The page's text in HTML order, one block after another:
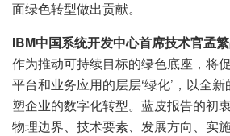
面绿色转型做出贡献。
IBM中国系统开发中心首席技术官孟繁
作为推动可持续目标的绿色底座，将
平台和业务应用的层层‘绿化’，以全
塑企业的数字化转型。蓝皮报告的初
物理边界、技术要素、发展方向、实